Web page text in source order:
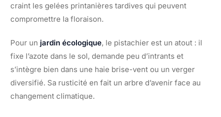
craint les gelées printanières tardives qui peuvent
compromettre la floraison.
Pour un jardin écologique, le pistachier est un atout : il
fixe l’azote dans le sol, demande peu d’intrants et
s’intègre bien dans une haie brise-vent ou un verger
diversifié. Sa rusticité en fait un arbre d’avenir face au
changement climatique.